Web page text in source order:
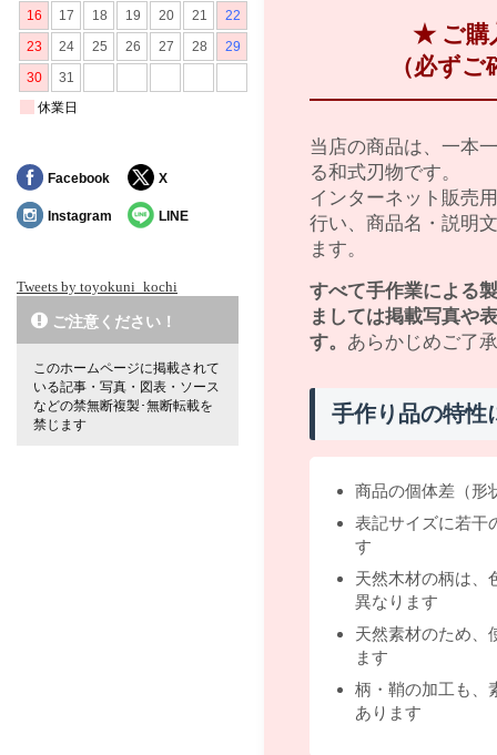
★ ご購
（必ず
当店の商品は、一本
る和式刃物です。
インターネット販売
行い、商品名・説明
ます。
すべて手作業による
ましては掲載写真や
す。 あらかじめご了
手作り品の特性
商品の個体差（形
表記サイズに若干
す
天然木材の柄は、
異なります
天然素材のため、
ます
柄・鞘の加工も、
あります
Facebook X
Instagram LINE
Tweets by toyokuni_kochi
ご注意ください！
このホームページに掲載されて
いる記事・写真・図表・ソース
などの禁無断複製･無断転載を
禁じます